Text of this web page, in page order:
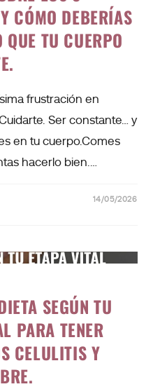
CÓMO DEBERÍAS
QUE TU CUERPO
frustración en
Ser constante… y
en tu cuerpo.Comes
hacerlo bien.…
14/05/2026
SEGÚN TU
PARA TENER
CELULITIS Y